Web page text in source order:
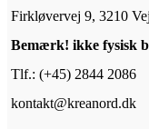
Firkløvervej 9, 3210
Bemærk! ikke fysisk
Tlf.: (+45) 2844 2086
kontakt@kreanord.dk